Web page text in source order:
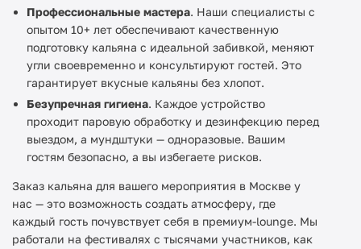
Профессиональные мастера. Наши специалисты с
опытом 10+ лет обеспечивают качественную
подготовку кальяна с идеальной забивкой, меняют
угли своевременно и консультируют гостей. Это
гарантирует вкусные кальяны без хлопот.
Безупречная гигиена. Каждое устройство
проходит паровую обработку и дезинфекцию перед
выездом, а мундштуки — одноразовые. Вашим
гостям безопасно, а вы избегаете рисков.
Заказ кальяна для вашего мероприятия в Москве у
нас — это возможность создать атмосферу, где
каждый гость почувствует себя в премиум-lounge. Мы
работали на фестивалях с тысячами участников, как